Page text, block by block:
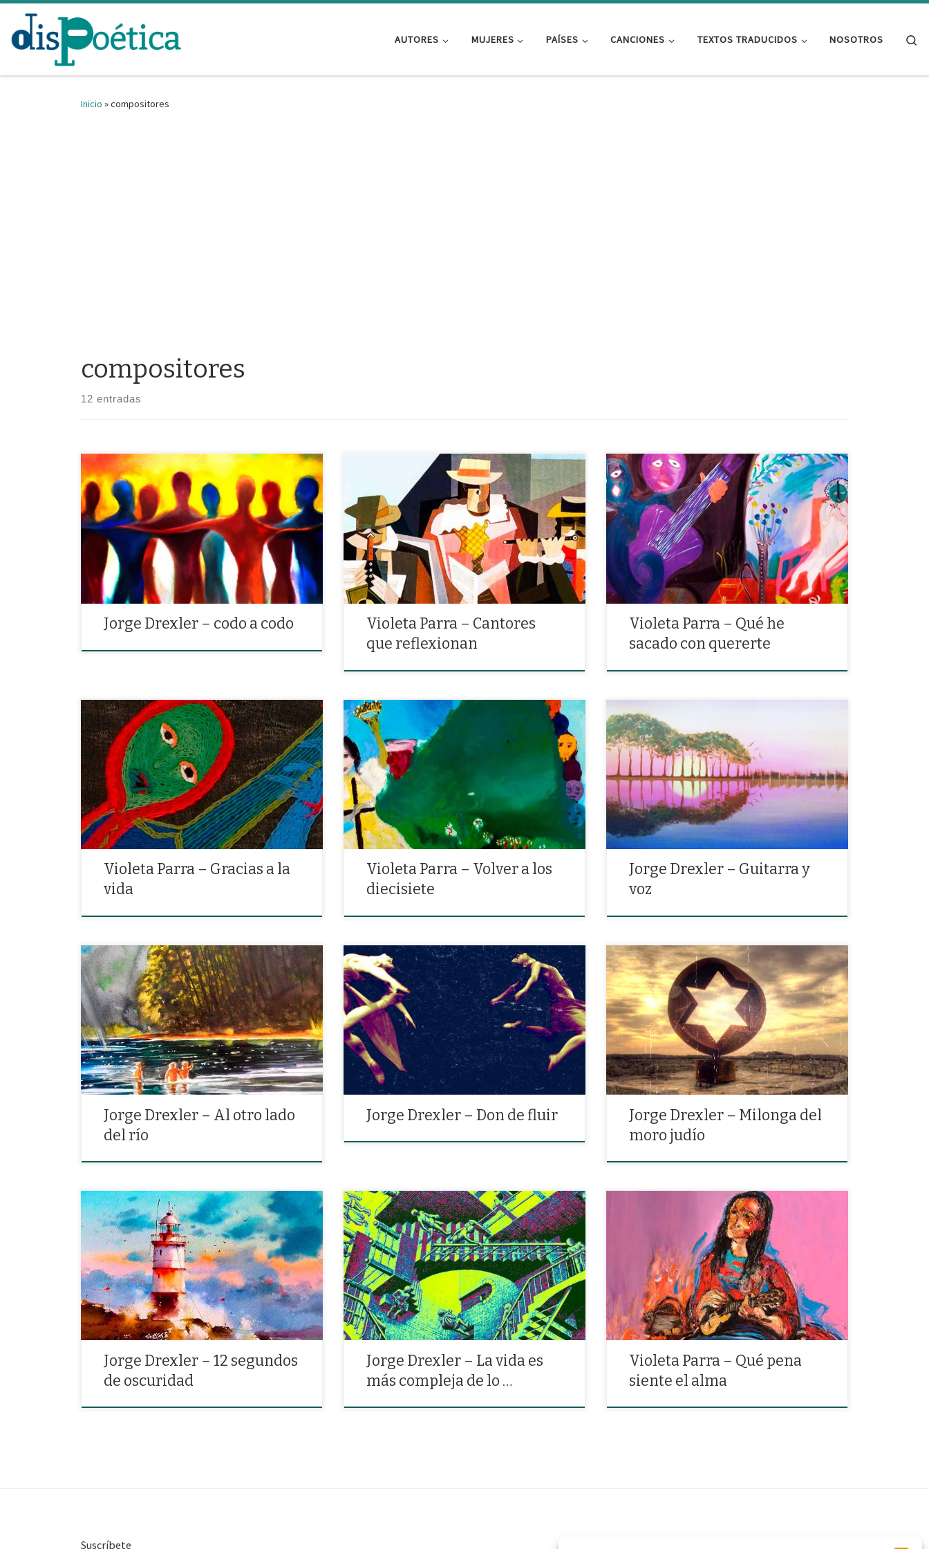
Saltar al contenido
AUTORES MUJERES PAÍSES CANCIONES TEXTOS TRADUCIDOS NOSOTROS
Inicio »compositores
compositores
12 entradas
«La paranoia y el miedo no son ni serán el modo, de
ésta saldremos juntos, poniendo codo con codo»
Jorge Drexler – codo a codo
«Qué es lo que canta digo yo, no se consigue
responder, vana es la abeja sin su miel, vana la hoz sin
segador»
Violeta Parra – Cantores
que reflexionan
«Aquí está la misma luna, pero tú, palomo ingrato, ya
no arrullas en mi nido»
Violeta Parra – Qué he
sacado con quererte
«Me dio dos luceros que, cuando los abro, perfecto
distingo lo negro del blanco, y en el alto cielo su
fondo estrellado»
Violeta Parra – Gracias a la
vida
«El amor con sus esmeros al viejo lo vuelve niño, y al
malo sólo el cariño lo vuelve puro y sincero.»
Violeta Parra – Volver a los
diecisiete
«Estamos cantando a la sombra de nuestra parra una
canción que dice que uno sólo conserva lo que no
amarra.»
Jorge Drexler – Guitarra y
voz
«Yo muy serio voy remando, muy adentro sonrío»
Jorge Drexler – Al otro lado
del río
«Gracias pero no, no bailo, quizás la próxima vez.
Tengo torpes las rodillas y tú, veloces los pies.»
Jorge Drexler – Don de fluir
«Yo soy un moro judío que vive con los cristianos, no
sé qué dios es el mío ni cuáles son mis hermanos.»
Jorge Drexler – Milonga del
moro judío
«12 segundos de oscuridad, para que se vea desde
alta mar. De poco le sirve al navegante que no sepa
esperar»
Jorge Drexler – 12 segundos
de oscuridad
«Lo que dolería por siempre ya se desvanece, la vida
es más compleja de lo que parece»
Jorge Drexler – La vida es
más compleja de lo …
«Que pena siente el alma cuando la suerte impía se
opone a los deseos que anhela el corazón»
Violeta Parra – Qué pena
siente el alma
Suscríbete